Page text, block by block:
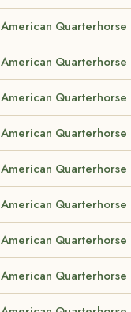
American Quarterhorse
American Quarterhorse
American Quarterhorse
American Quarterhorse
American Quarterhorse
American Quarterhorse
American Quarterhorse
American Quarterhorse